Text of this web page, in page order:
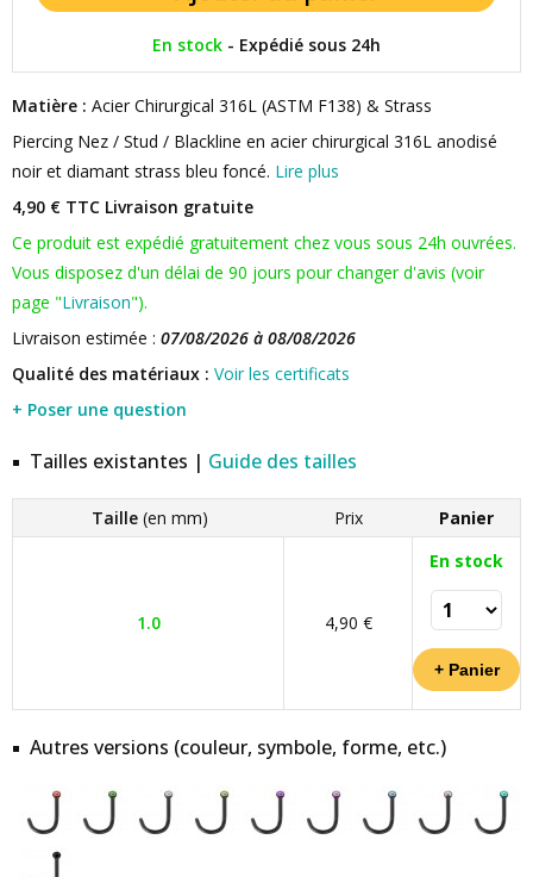
En stock - Expédié sous 24h
Matière : Acier Chirurgical 316L (ASTM F138) & Strass
Piercing Nez / Stud / Blackline en acier chirurgical 316L anodisé
noir et diamant strass bleu foncé. Lire plus
4,90 € TTC Livraison gratuite
Ce produit est expédié gratuitement chez vous sous 24h ouvrées.
Vous disposez d'un délai de 90 jours pour changer d'avis (voir
page "Livraison").
Livraison estimée : 07/08/2026 à 08/08/2026
Qualité des matériaux : Voir les certificats
+ Poser une question
Tailles existantes | Guide des tailles
Taille(en mm) Prix Panier
1.0 4,90 €
En stock
Autres versions (couleur, symbole, forme, etc.)